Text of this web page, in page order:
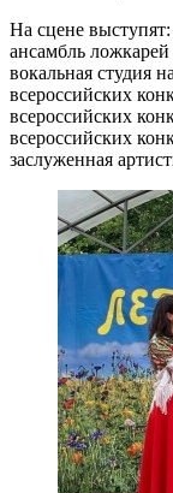
На сцене
ансамбль
вокальная студия
всероссийских
всероссийских
всероссийских
заслуженная